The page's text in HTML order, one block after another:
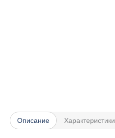
Описание Характеристики